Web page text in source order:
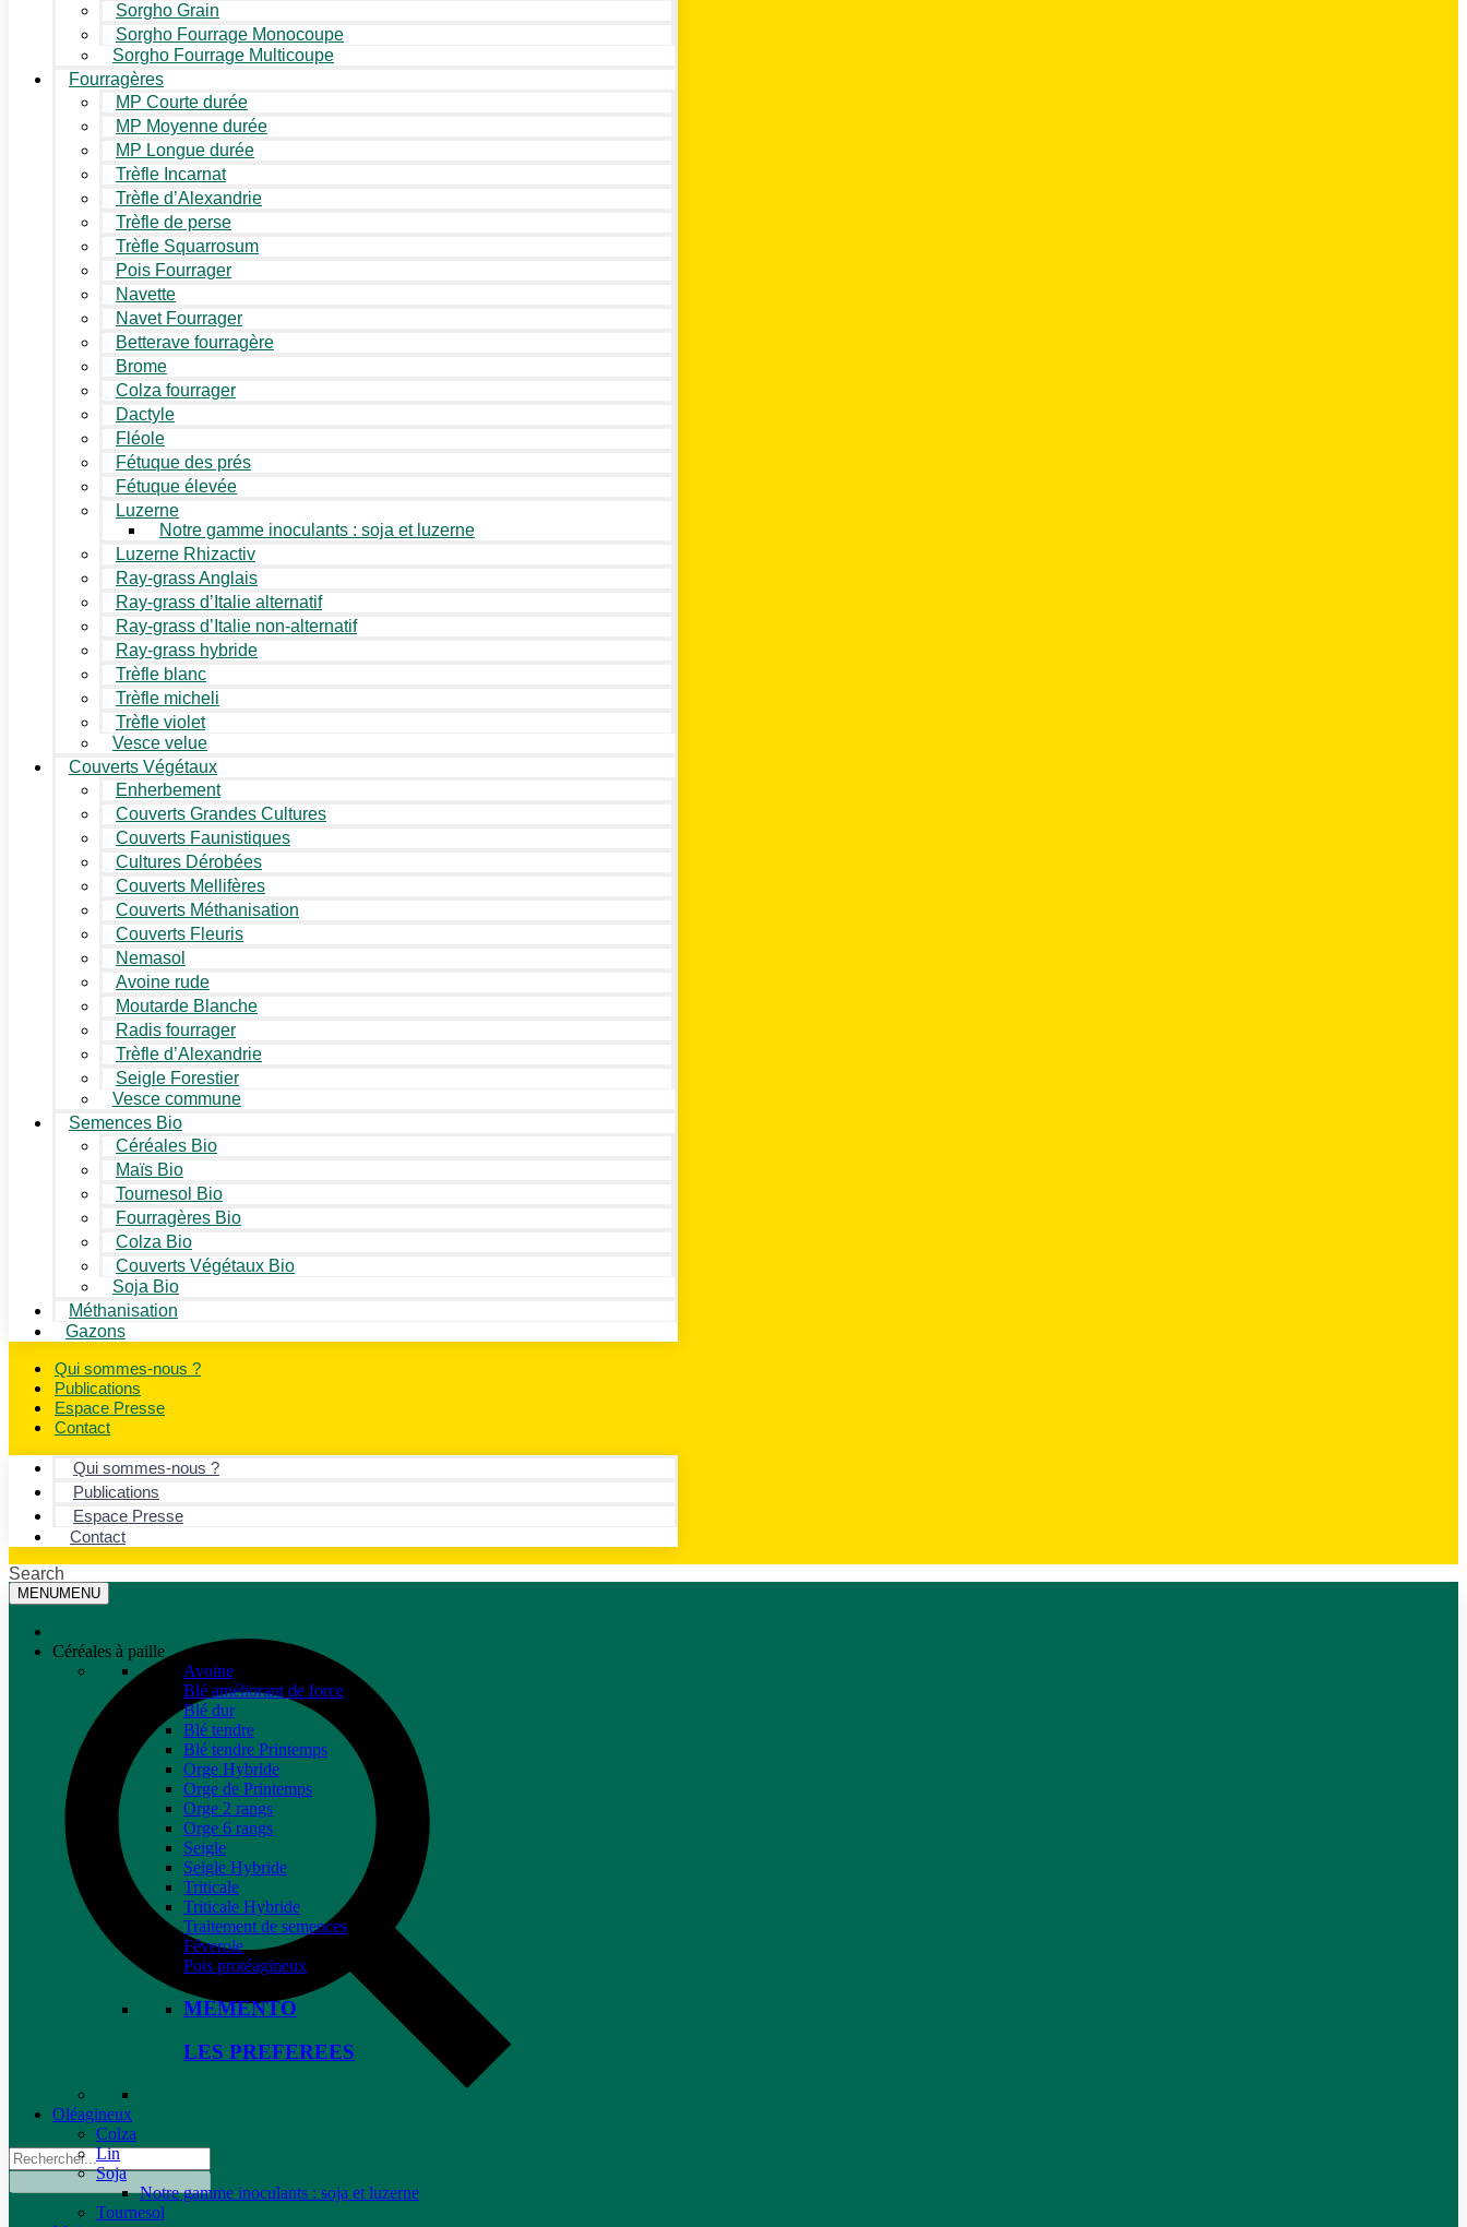
Sorgho Grain
Sorgho Fourrage Monocoupe
Sorgho Fourrage Multicoupe
Fourragères
MP Courte durée
MP Moyenne durée
MP Longue durée
Trèfle Incarnat
Trèfle d’Alexandrie
Trèfle de perse
Trèfle Squarrosum
Pois Fourrager
Navette
Navet Fourrager
Betterave fourragère
Brome
Colza fourrager
Dactyle
Fléole
Fétuque des prés
Fétuque élevée
Luzerne
Notre gamme inoculants : soja et luzerne
Luzerne Rhizactiv
Ray-grass Anglais
Ray-grass d’Italie alternatif
Ray-grass d’Italie non-alternatif
Ray-grass hybride
Trèfle blanc
Trèfle micheli
Trèfle violet
Vesce velue
Couverts Végétaux
Enherbement
Couverts Grandes Cultures
Couverts Faunistiques
Cultures Dérobées
Couverts Mellifères
Couverts Méthanisation
Couverts Fleuris
Nemasol
Avoine rude
Moutarde Blanche
Radis fourrager
Trèfle d’Alexandrie
Seigle Forestier
Vesce commune
Semences Bio
Céréales Bio
Maïs Bio
Tournesol Bio
Fourragères Bio
Colza Bio
Couverts Végétaux Bio
Soja Bio
Méthanisation
Gazons
Qui sommes-nous ?
Publications
Espace Presse
Contact
Qui sommes-nous ?
Publications
Espace Presse
Contact
Search
MENUMENU
Céréales à paille
Avoine
Blé améliorant de force
Blé dur
Blé tendre
Blé tendre Printemps
Orge Hybride
Orge de Printemps
Orge 2 rangs
Orge 6 rangs
Seigle
Seigle Hybride
Triticale
Triticale Hybride
Traitement de semences
Féverole
Pois protéagineux
MEMENTO
LES PREFEREES
Oléagineux
Colza
Lin
Soja
Notre gamme inoculants : soja et luzerne
Tournesol